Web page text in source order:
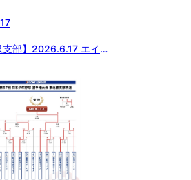
支部】2026.6.17 エイ
権大会等 長野県支部予
よび会場の変更